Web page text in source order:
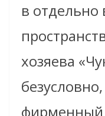
в отдельно
хозяева
фирменный